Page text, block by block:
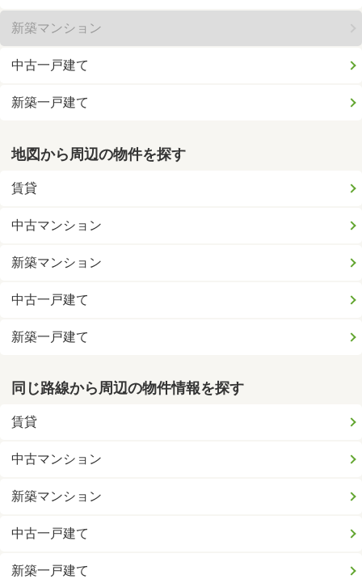
新築マンション
中古一戸建て
新築一戸建て
地図から周辺の物件を探す
賃貸
中古マンション
新築マンション
中古一戸建て
新築一戸建て
同じ路線から周辺の物件情報を探す
賃貸
中古マンション
新築マンション
中古一戸建て
新築一戸建て